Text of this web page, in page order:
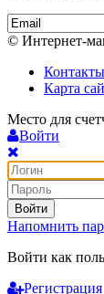
© Интернет-
Контакты
Карта
Место для
Войти
Войти
Напомнить
Войти как
Регистрация